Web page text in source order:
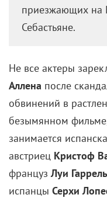
приезжающих на
Себастьяне.
Не все актеры
Аллена после
обвинений в
безымянном
занимается
австриец Кристоф
француз Луи Гаррель
испанцы Серхи